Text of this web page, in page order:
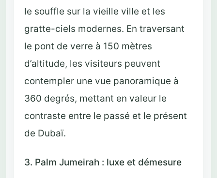
le souffle sur la vieille ville et les
gratte-ciels modernes. En traversant
le pont de verre à 150 mètres
d’altitude, les visiteurs peuvent
contempler une vue panoramique à
360 degrés, mettant en valeur le
contraste entre le passé et le présent
de Dubaï.
3. Palm Jumeirah : luxe et démesure